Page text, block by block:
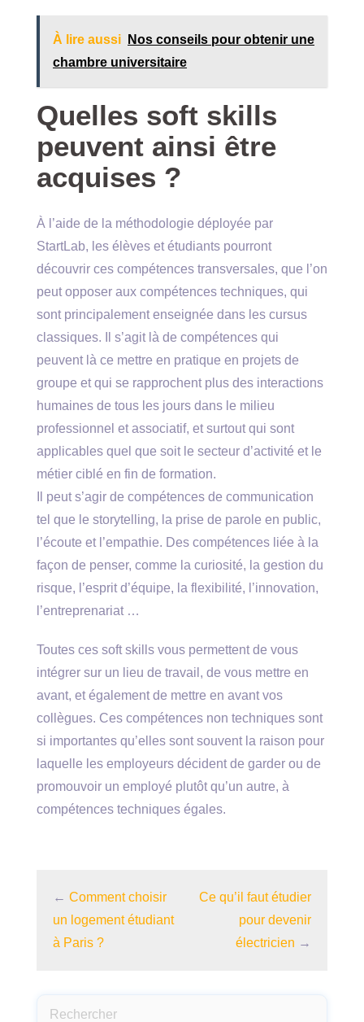
À lire aussi
Nos conseils pour obtenir une
chambre universitaire
Quelles soft skills
peuvent ainsi être
acquises ?
À l’aide de la méthodologie déployée par
StartLab, les élèves et étudiants pourront
découvrir ces compétences transversales, que l’on
peut opposer aux compétences techniques, qui
sont principalement enseignée dans les cursus
classiques. Il s’agit là de compétences qui
peuvent là ce mettre en pratique en projets de
groupe et qui se rapprochent plus des interactions
humaines de tous les jours dans le milieu
professionnel et associatif, et surtout qui sont
applicables quel que soit le secteur d’activité et le
métier ciblé en fin de formation.
Il peut s’agir de compétences de communication
tel que le storytelling, la prise de parole en public,
l’écoute et l’empathie. Des compétences liée à la
façon de penser, comme la curiosité, la gestion du
risque, l’esprit d’équipe, la flexibilité, l’innovation,
l’entreprenariat …
Toutes ces soft skills vous permettent de vous
intégrer sur un lieu de travail, de vous mettre en
avant, et également de mettre en avant vos
collègues. Ces compétences non techniques sont
si importantes qu’elles sont souvent la raison pour
laquelle les employeurs décident de garder ou de
promouvoir un employé plutôt qu’un autre, à
compétences techniques égales.
← Comment choisir
un logement étudiant
à Paris ?
Ce qu’il faut étudier
pour devenir
électricien →